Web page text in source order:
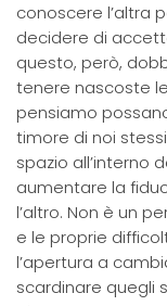
conoscere l’altra
decidere di
questo, però,
tenere nascoste
pensiamo
timore di noi
spazio all’interno
aumentare la
l’altro. Non è un
e le proprie
l’apertura a
scardinare quegli